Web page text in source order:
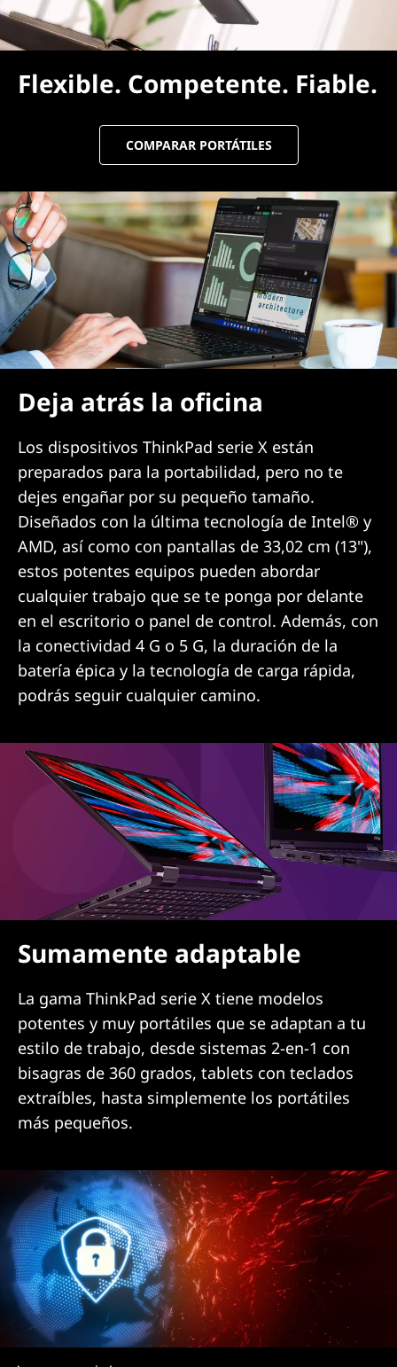
Flexible. Competente. Fiable.
COMPARAR PORTÁTILES
Deja atrás la oficina
Los dispositivos ThinkPad serie X están
preparados para la portabilidad, pero no te
dejes engañar por su pequeño tamaño.
Diseñados con la última tecnología de Intel® y
AMD, así como con pantallas de 33,02 cm (13"),
estos potentes equipos pueden abordar
cualquier trabajo que se te ponga por delante
en el escritorio o panel de control. Además, con
la conectividad 4 G o 5 G, la duración de la
batería épica y la tecnología de carga rápida,
podrás seguir cualquier camino.
Sumamente adaptable
La gama ThinkPad serie X tiene modelos
potentes y muy portátiles que se adaptan a tu
estilo de trabajo, desde sistemas 2-en-1 con
bisagras de 360 grados, tablets con teclados
extraíbles, hasta simplemente los portátiles
más pequeños.